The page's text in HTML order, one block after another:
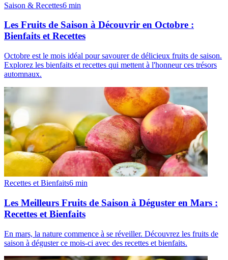
Saison & Recettes6 min
Les Fruits de Saison à Découvrir en Octobre :
Bienfaits et Recettes
Octobre est le mois idéal pour savourer de délicieux fruits de saison.
Explorez les bienfaits et recettes qui mettent à l'honneur ces trésors
automnaux.
Recettes et Bienfaits6 min
Les Meilleurs Fruits de Saison à Déguster en Mars :
Recettes et Bienfaits
En mars, la nature commence à se réveiller. Découvrez les fruits de
saison à déguster ce mois-ci avec des recettes et bienfaits.